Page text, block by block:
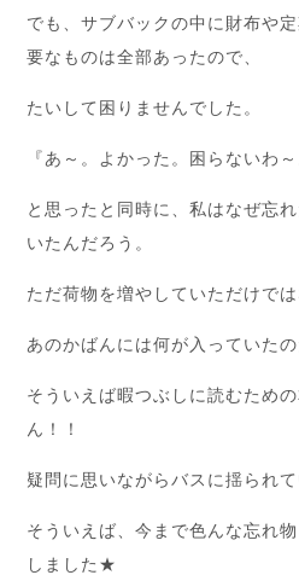
でも、サブバックの中に財布や
要なものは全部あったので、
たいして困りませんでした。
『あ～。よかった。困らないわ～
と思ったと同時に、私はなぜ忘
いたんだろう。
ただ荷物を増やしていただけでは
あのかばんには何が入っていたの
そういえば暇つぶしに読むため
ん！！
疑問に思いながらバスに揺られて
そういえば、今まで色んな忘れ
しました★